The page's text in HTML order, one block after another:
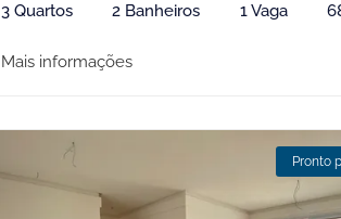
3 Quartos 2 Banheiros 1 Vaga
Mais informações
Pronto